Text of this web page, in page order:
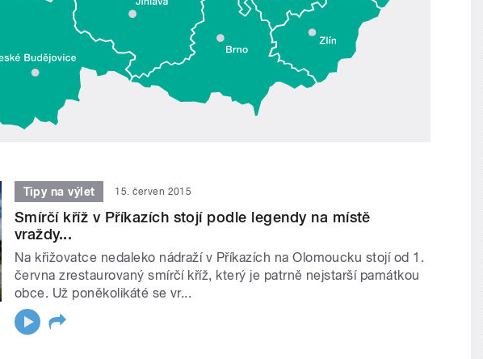
Tipy na výlet 15. červen 2015
Smírčí kříž v Příkazích stojí podle legendy na místě
vraždy...
Na křižovatce nedaleko nádraží v Příkazích na Olomoucku stojí od 1.
června zrestaurovaný smírčí kříž, který je patrně nejstarší památkou
obce. Už poněkolikáté se vr...